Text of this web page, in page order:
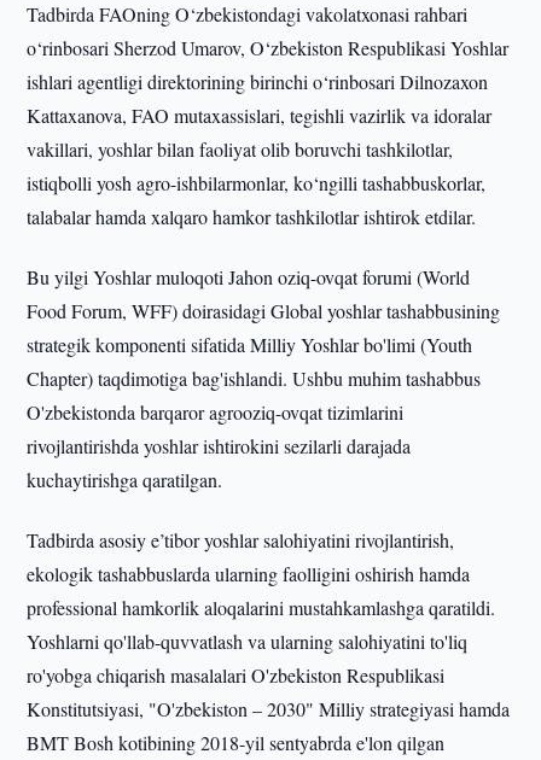
Tadbirda FAOning O‘zbekistondagi vakolatxonasi rahbari
o‘rinbosari Sherzod Umarov, O‘zbekiston Respublikasi Yoshlar
ishlari agentligi direktorining birinchi o‘rinbosari Dilnozaxon
Kattaxanova, FAO mutaxassislari, tegishli vazirlik va idoralar
vakillari, yoshlar bilan faoliyat olib boruvchi tashkilotlar,
istiqbolli yosh agro-ishbilarmonlar, ko‘ngilli tashabbuskorlar,
talabalar hamda xalqaro hamkor tashkilotlar ishtirok etdilar.
Bu yilgi Yoshlar muloqoti Jahon oziq-ovqat forumi (World
Food Forum, WFF) doirasidagi Global yoshlar tashabbusining
strategik komponenti sifatida Milliy Yoshlar bo'limi (Youth
Chapter) taqdimotiga bag'ishlandi. Ushbu muhim tashabbus
O'zbekistonda barqaror agrooziq-ovqat tizimlarini
rivojlantirishda yoshlar ishtirokini sezilarli darajada
kuchaytirishga qaratilgan.
Tadbirda asosiy e’tibor yoshlar salohiyatini rivojlantirish,
ekologik tashabbuslarda ularning faolligini oshirish hamda
professional hamkorlik aloqalarini mustahkamlashga qaratildi.
Yoshlarni qo'llab-quvvatlash va ularning salohiyatini to'liq
ro'yobga chiqarish masalalari O'zbekiston Respublikasi
Konstitutsiyasi, "O'zbekiston – 2030" Milliy strategiyasi hamda
BMT Bosh kotibining 2018-yil sentyabrda e'lon qilgan